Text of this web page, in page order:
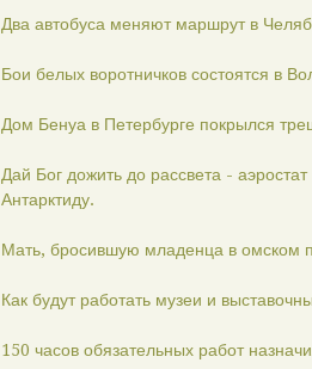
Два автобуса меняют маршрут в
Бои белых воротничков состоятся в
Дом Бенуа в Петербурге покрылся
Дай Бог дожить до рассвета -
Антарктиду.
Мать, бросившую младенца в омском
Как будут работать музеи и
150 часов обязательных работ